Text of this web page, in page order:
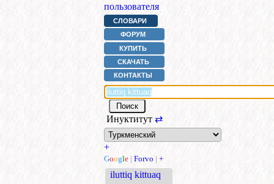
пользователя
СЛОВАРИ
ФОРУМ
КУПИТЬ
СКАЧАТЬ
КОНТАКТЫ
Инуктитут ⇄
+
Google | Forvo | +
iluttiq kittuaq